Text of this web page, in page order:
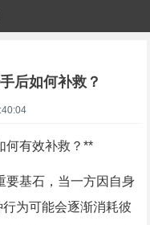
后如何补救？
何有效补救？**
要基石，当一方因自身
为可能会逐渐消耗彼